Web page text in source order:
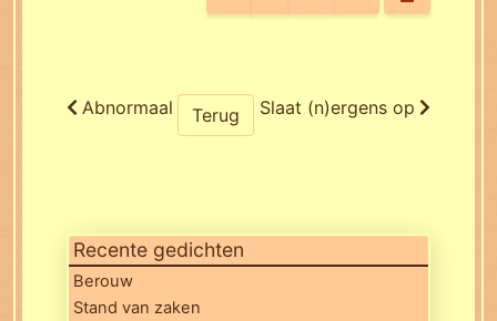
Recente gedichten
Berouw
Stand van zaken
Abnormaal Terug Slaat (n)ergens op